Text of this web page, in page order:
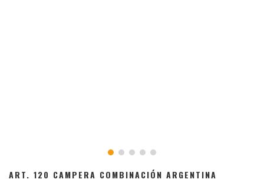
ART. 120 CAMPERA COMBINACIÓN ARGENTINA